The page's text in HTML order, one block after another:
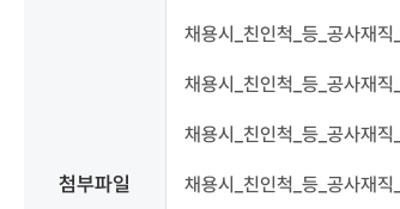
첨부파일
채용시_친인척_등_공사재
채용시_친인척_등_공사재
채용시_친인척_등_공사재
채용시_친인척_등_공사재